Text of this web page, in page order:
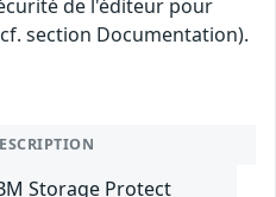
de l'éditeur pour
section Documentation).
Storage Protect